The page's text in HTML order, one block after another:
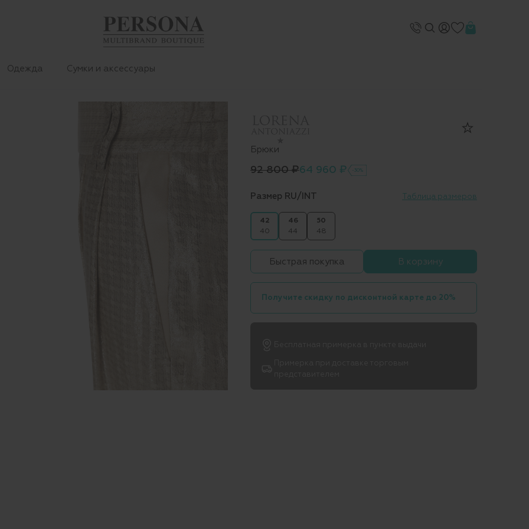
Одежда Сумки и аксессуары
Брюки
92 800 ₽64 960 ₽ -30%
Размер RU/INT Таблица размеров
42
40
46
44
50
48
Быстрая покупка В корзину
Получите скидку по дисконтной карте до 20%